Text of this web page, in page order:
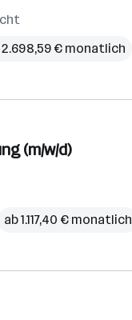
2.698,59 € monatlich
(m/w/d)
ab 1.117,40 € monatlich